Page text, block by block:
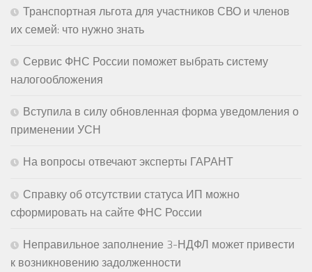
Транспортная льгота для участников СВО и членов
их семей: что нужно знать
Сервис ФНС России поможет выбрать систему
налогообложения
Вступила в силу обновленная форма уведомления о
применении УСН
На вопросы отвечают эксперты ГАРАНТ
Справку об отсутствии статуса ИП можно
сформировать на сайте ФНС России
Неправильное заполнение 3-НДФЛ может привести
к возникновению задолженности